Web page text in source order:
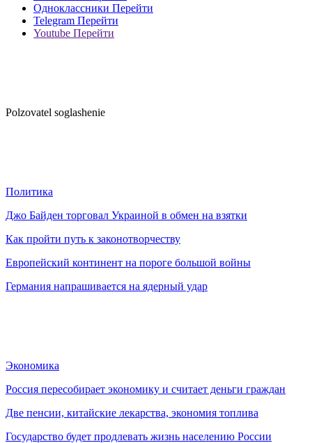
Одноклассники Перейти
Telegram Перейти
Youtube Перейти
Polzovatel soglashenie
Политика
Джо Байден торговал Украиной в обмен на взятки
Как пройти путь к законотворчеству
Европейский континент на пороге большой войны
Германия напрашивается на ядерный удар
Экономика
Россия пересобирает экономику и считает деньги граждан
Две пенсии, китайские лекарства, экономия топлива
Государство будет продлевать жизнь населению России